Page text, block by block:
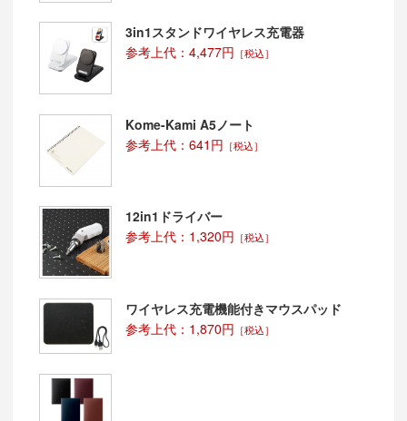
3in1スタンドワイヤレス充電器
参考上代：4,477円 ［税込］
Kome-Kami A5ノート
参考上代：641円 ［税込］
12in1ドライバー
参考上代：1,320円 ［税込］
ワイヤレス充電機能付きマウスパッド
参考上代：1,870円 ［税込］